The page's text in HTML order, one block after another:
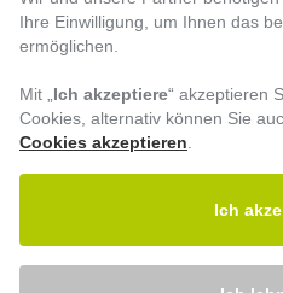
BESUCHEN SIE UNS
Ihre Einwilligung, um Ihnen das
ermöglichen.
Mit „ Ich akzeptiere“ akzeptieren
Cookies, alternativ können Sie
Cookies akzeptieren
Ich